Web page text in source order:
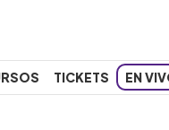
TICKETS EN